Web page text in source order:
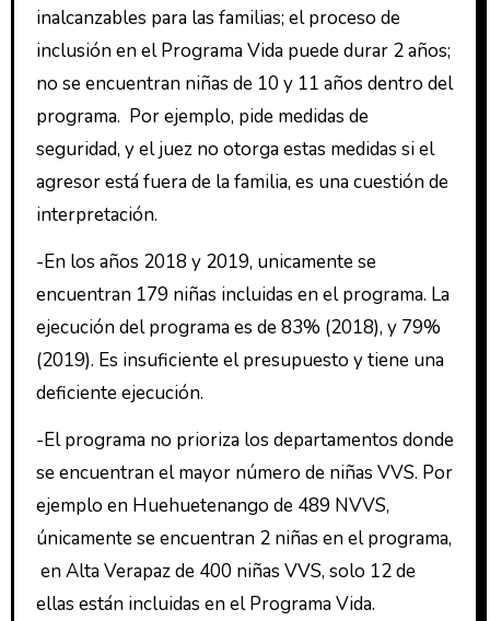
inalcanzables para las familias; el proceso de
inclusión en el Programa Vida puede durar 2 años;
no se encuentran niñas de 10 y 11 años dentro del
programa. Por ejemplo, pide medidas de
seguridad, y el juez no otorga estas medidas si el
agresor está fuera de la familia, es una cuestión de
interpretación.
-En los años 2018 y 2019, unicamente se
encuentran 179 niñas incluidas en el programa. La
ejecución del programa es de 83% (2018), y 79%
(2019). Es insuficiente el presupuesto y tiene una
deficiente ejecución.
-El programa no prioriza los departamentos donde
se encuentran el mayor número de niñas VVS. Por
ejemplo en Huehuetenango de 489 NVVS,
únicamente se encuentran 2 niñas en el programa,
en Alta Verapaz de 400 niñas VVS, solo 12 de
ellas están incluidas en el Programa Vida.